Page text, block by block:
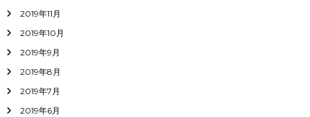
2019年11月
2019年10月
2019年9月
2019年8月
2019年7月
2019年6月